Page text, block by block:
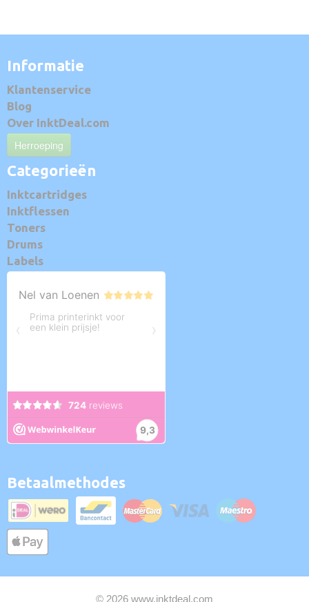
Informatie
Klantenservice
Blog
Over InktDeal.com
Herroeping
Categorieën
Inktcartridges
Inktflessen
Toners
Drums
Labels
Betaalmethodes
© 2026 www.inktdeal.com